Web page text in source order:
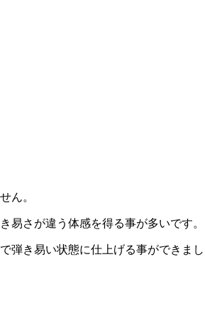
ん。
易さが違う体感を得る事が多いです。
弾き易い状態に仕上げる事ができまし